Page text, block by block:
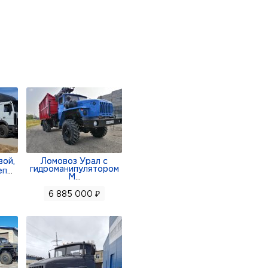
свободный въёзд в
Ломовоз Урал с
гидроманипулятором
М
6 885 000 ₽